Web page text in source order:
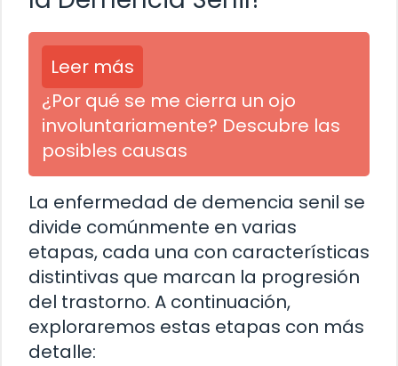
Leer más
¿Por qué se me cierra un ojo
involuntariamente? Descubre las
posibles causas
La enfermedad de demencia senil se
divide comúnmente en varias
etapas, cada una con características
distintivas que marcan la progresión
del trastorno. A continuación,
exploraremos estas etapas con más
detalle: